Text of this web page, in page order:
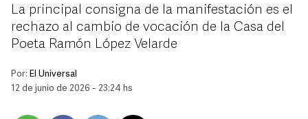
La principal consigna de la manifestación es el
rechazo al cambio de vocación de la Casa del
Poeta Ramón López Velarde
Por: El Universal
12 de junio de 2026 - 23:24 hs